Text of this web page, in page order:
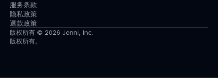
服务条款
隐私政策
退款政策
版权所有 © 2026 Jenni, Inc.
版权所有。